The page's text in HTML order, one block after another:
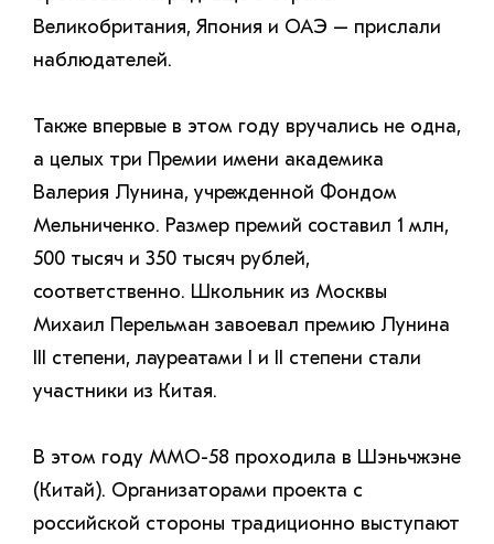
Великобритания, Япония и ОАЭ – прислали
наблюдателей.
Также впервые в этом году вручались не одна,
а целых три Премии имени академика
Валерия Лунина, учрежденной Фондом
Мельниченко. Размер премий составил 1 млн,
500 тысяч и 350 тысяч рублей,
соответственно. Школьник из Москвы
Михаил Перельман завоевал премию Лунина
III степени, лауреатами I и II степени стали
участники из Китая.
В этом году ММО-58 проходила в Шэньчжэне
(Китай). Организаторами проекта с
российской стороны традиционно выступают